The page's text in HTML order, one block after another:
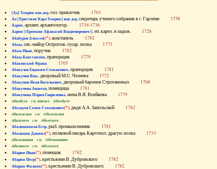
[Аа] Хенрик ван дер, гол. приказчик 1763
Аа [Христиан Карл Хенрик] ван дер, секретарь ученого собрания в г. Гарлеме 1758
Аарон, архиеп. архангелогор. 1734-1736
Аарон [(Еропкин Афанасий Владимирович)], еп. карел. и ладож. 1728
Абабуров Алексей(*), констапель 1782
Абаза, сек.-майор Острогож. гусар. полка 1773
Абаза Иван, поручик 1782
Абаза Константин, прапорщик 1779
Абаковский Франц 1765
Абакулов Евдоким Степанович, прапорщик 1781
Абакумов Влас, дворовый М.С. Челеева 1772
Абакумов Яков Васильевич, дворовый баронов Строгановых 1768
Абакумова Авдотья, помещица 1781
Абакумова Мария Гавриловна, жена В.Я. Воейкова 1779
Абалдуев см. также Оболдуев
Абалдуев Семен Степанович(*), дядя А.А. Запольской 1782
Абаленская см. Оболенская
Абалешев см. Аболешев
Абалишников Егор, рыб. промышленник 1781
Абалыхин Даниил(*), полковой писарь Каргопол. драгун. полка 1733
Абальянинов см. Обольянинов
Абаляшев см. Аболешев
Абарин Иван(*), помещик 1782
Абарин Петр(*), крестьянин В. Дубровского 1782
Абарин Филипп(*), крестьянин В. Дубровского 1782